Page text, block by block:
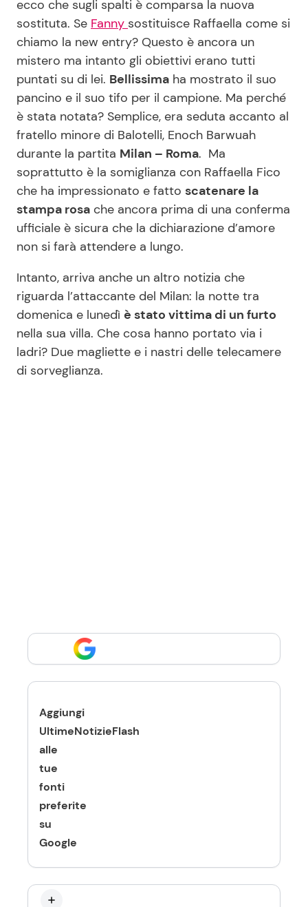
Seguici
Info
Chi siamo
Disclaimer e Privacy
Redazione
Contattaci
Pubblicità
ecco che sugli spalti è comparsa la nuova
sostituta. Se Fanny sostituisce Raffaella come si
chiamo la new entry? Questo è ancora un
mistero ma intanto gli obiettivi erano tutti
puntati su di lei. Bellissima ha mostrato il suo
pancino e il suo tifo per il campione. Ma perché
è stata notata? Semplice, era seduta accanto al
fratello minore di Balotelli, Enoch Barwuah
durante la partita Milan – Roma. Ma
soprattutto è la somiglianza con Raffaella Fico
che ha impressionato e fatto scatenare la
stampa rosa che ancora prima di una conferma
ufficiale è sicura che la dichiarazione d’amore
non si farà attendere a lungo.
Intanto, arriva anche un altro notizia che
riguarda l’attaccante del Milan: la notte tra
domenica e lunedì è stato vittima di un furto
nella sua villa. Che cosa hanno portato via i
ladri? Due magliette e i nastri delle telecamere
di sorveglianza.
Aggiungi
UltimeNotizieFlash
alle
tue
fonti
preferite
su
Google